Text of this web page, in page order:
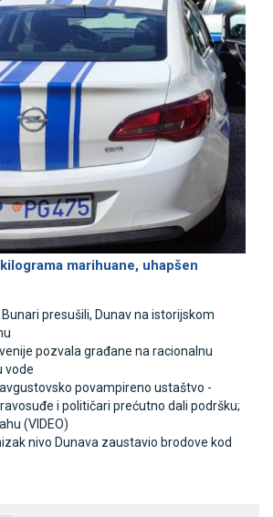
marihuane, uhapšen
Bunari presušili, Dunav na istorijskom
pozvala građane na racionalnu
vode
povampireno ustaštvo -
i političari prećutno dali podršku;
(VIDEO)
nivo Dunava zaustavio brodove kod